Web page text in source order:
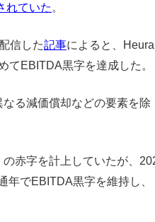
れていた 。
信した記事によると、
てEBITDA黒字を達成した。
る減価償却などの要素を除
赤字を計上していたが、
でEBITDA黒字を維持し、